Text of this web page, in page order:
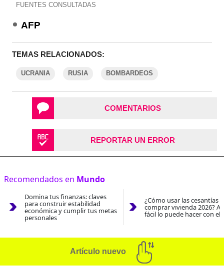
FUENTES CONSULTADAS
AFP
TEMAS RELACIONADOS:
UCRANIA RUSIA BOMBARDEOS
COMENTARIOS
REPORTAR UN ERROR
Recomendados en Mundo
Domina tus finanzas: claves
para construir estabilidad
económica y cumplir tus metas
personales
¿Cómo usar las cesantías
comprar vivienda 2026?
fácil lo puede hacer con el
Artículo nuevo